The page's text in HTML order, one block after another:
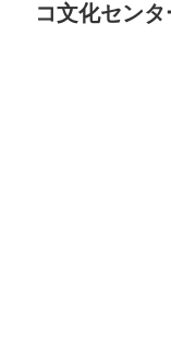
コ文化センタ